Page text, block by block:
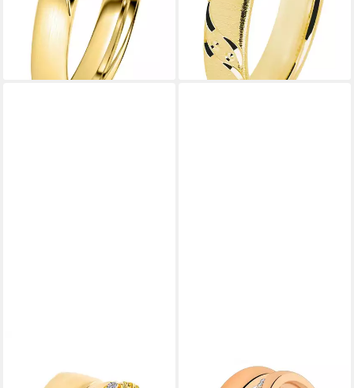
-11%
lieferbar - in 1-2 Werktagen bei dir
lieferbar - in 1-2 Werktagen bei dir